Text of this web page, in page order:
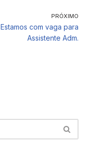
PRÓXIMO
Estamos com vaga para
Assistente Adm.